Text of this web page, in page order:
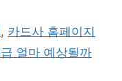
, 카드사 홈페이지
얼마 예상될까